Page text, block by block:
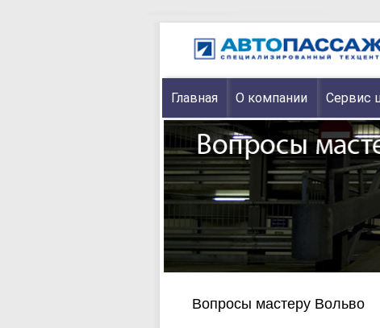
Главная О компании Сервис
Вопросы мастеру Вольво